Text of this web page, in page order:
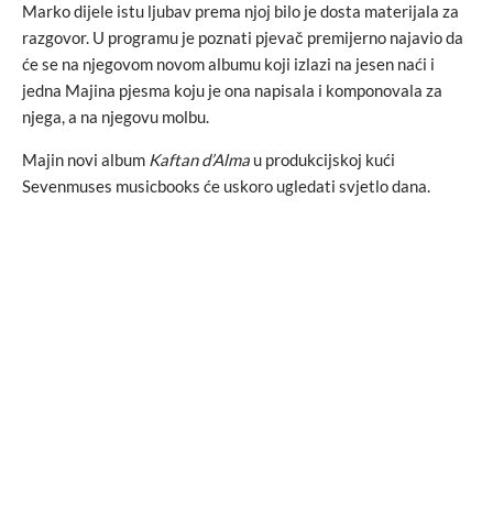
Marko dijele istu ljubav prema njoj bilo je dosta materijala za
razgovor. U programu je poznati pjevač premijerno najavio da
će se na njegovom novom albumu koji izlazi na jesen naći i
jedna Majina pjesma koju je ona napisala i komponovala za
njega, a na njegovu molbu.
Majin novi album Kaftan d’Alma u produkcijskoj kući
Sevenmuses musicbooks će uskoro ugledati svjetlo dana.